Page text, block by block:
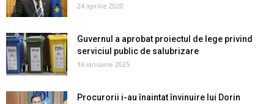
24 aprilie 2020
Guvernul a aprobat proiectul de lege privind
serviciul public de salubrizare
16 ianuarie 2025
Procurorii i-au înaintat învinuire lui Dorin